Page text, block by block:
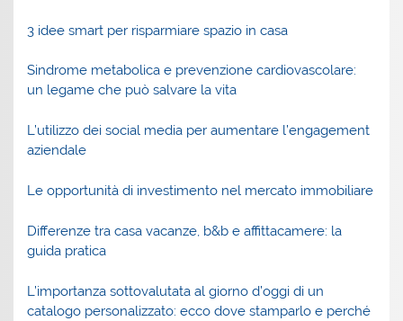
3 idee smart per risparmiare spazio in casa
Sindrome metabolica e prevenzione cardiovascolare:
un legame che può salvare la vita
L’utilizzo dei social media per aumentare l’engagement
aziendale
Le opportunità di investimento nel mercato immobiliare
Differenze tra casa vacanze, b&b e affittacamere: la
guida pratica
L’importanza sottovalutata al giorno d’oggi di un
catalogo personalizzato: ecco dove stamparlo e perché